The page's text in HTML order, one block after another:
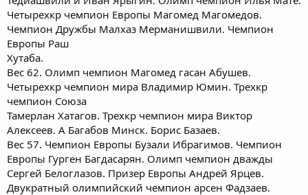
Четырехкр чемпион Европы Магомед Магомедов.
Чемпион Дружбы Малхаз Мерманишвили. Чемпион
Европы Раш
Хутаба.
Вес 62. Олимп чемпион Магомед гасан Абушев.
Четырехкр чемпион мира Владимир Юмин. Трехкр
чемпион Союза
Тамерлан Хатагов. Трехкр чемпион мира Виктор
Алексеев. А Багабов Минск. Борис Базаев.
Вес 57. Чемпион Европы Бузали Ибрагимов. Чемпион
Европы Гурген Багдасарян. Олимп чемпион дважды
Сергей Белоглазов. Призер Европы Андрей Ярцев.
Двукратный олимпийский чемпион арсен Фадзаев.